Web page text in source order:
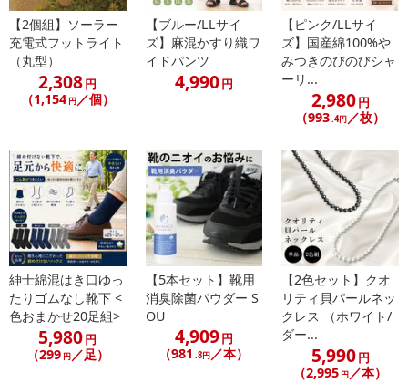
【2個組】ソーラー
充電式フットライト
（丸型）
2,308円
（1,154 円／個）
【ブルー/LLサイ
ズ】麻混かすり織ワ
イドパンツ
4,990円
【ピンク/LLサイ
ズ】国産綿100%や
みつきのびのびシャ
ーリ...
2,980円
（993.4円 ／枚）
紳士綿混はき口ゆっ
たりゴムなし靴下 <
色おまかせ20足組>
5,980円
（299 円／足）
【5本セット】靴用
消臭除菌パウダー S
OU
4,909円
（981 .8円／本）
【2色セット】クオ
リティ貝パールネッ
クレス （ホワイト/
ダー...
5,990円
（2,995 円／本）